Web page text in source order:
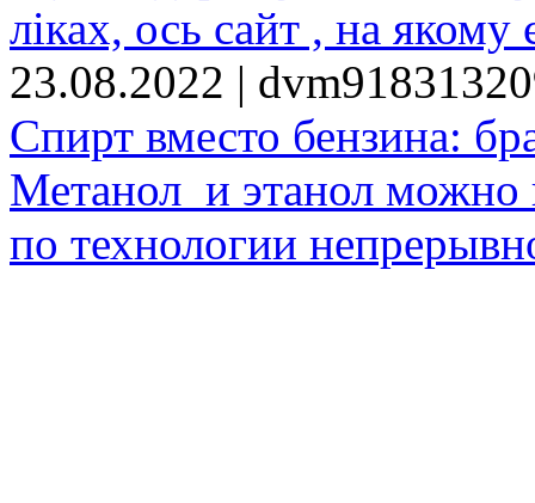
ліках, ось сайт , на якому
23.08.2022 |
Спирт вместо бензина:
Метанол и этанол можно
по технологии